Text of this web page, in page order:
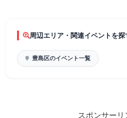
周辺エリア・関連イベントを探
豊島区のイベント一覧
スポンサーリ